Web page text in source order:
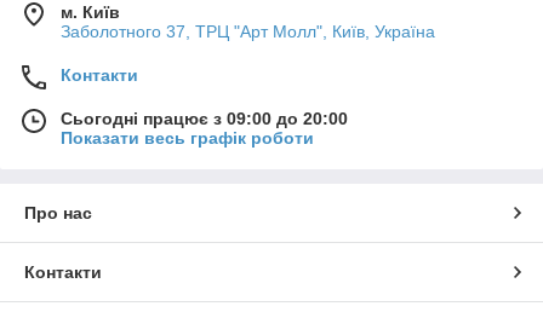
м. Київ
Заболотного 37, ТРЦ "Арт Молл", Київ, Україна
Контакти
Сьогодні працює з 09:00 до 20:00
Показати весь графік роботи
Про нас
Контакти